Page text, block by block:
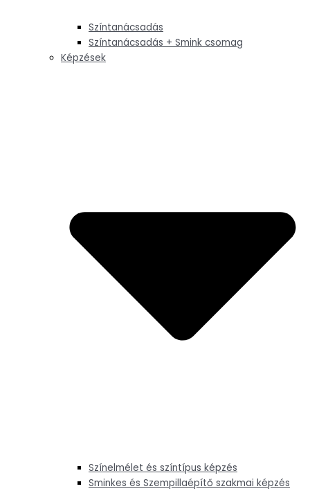
Színtanácsadás
Színtanácsadás + Smink csomag
Képzések
Színelmélet és színtípus képzés
Sminkes és Szempillaépítő szakmai képzés